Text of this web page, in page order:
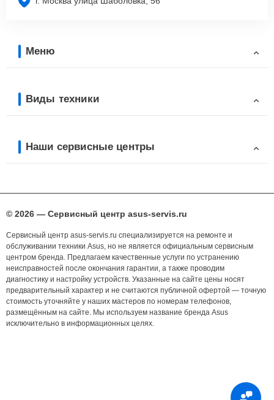
Меню
Виды техники
Наши сервисные центры
© 2026 — Сервисный центр asus-servis.ru
Сервисный центр asus-servis.ru специализируется на ремонте и
обслуживании техники Asus, но не является официальным сервисным
центром бренда. Предлагаем качественные услуги по устранению
неисправностей после окончания гарантии, а также проводим
диагностику и настройку устройств. Указанные на сайте цены носят
предварительный характер и не считаются публичной офертой — точную
стоимость уточняйте у наших мастеров по номерам телефонов,
размещённым на сайте. Мы используем название бренда Asus
исключительно в информационных целях.